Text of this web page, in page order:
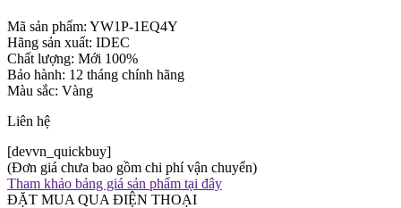
Mã sản phẩm: YW1P-1EQ4Y
Hãng sản xuất: IDEC
Chất lượng: Mới 100%
Bảo hành: 12 tháng chính hãng
Màu sắc: Vàng
Liên hệ
[devvn_quickbuy]
(Đơn giá chưa bao gồm chi phí vận chuyển)
Tham khảo bảng giá sản phẩm tại đây
ĐẶT MUA QUA ĐIỆN THOẠI